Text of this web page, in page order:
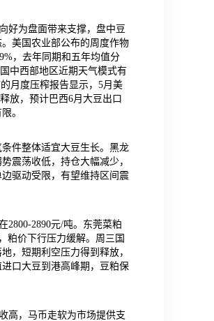
好为盘面带来支撑，盘中豆
美国农业部公布的周度作物
，去年同期和五年均值分
中西部地区近期天气模式有
月度压榨报告显示，5月美
放，预计巴西6月大豆出口
。
件整体适宜大豆生长。黑龙
震荡收低，持仓大幅减少，
驱动受限，有望维持区间震
2800-2890元/吨。东莞菜粕
粕价下行压力缓解。周三国
，短期利空压力得到释放，
口大豆到港高峰期，豆粕保
高，马币走软为市场提供支